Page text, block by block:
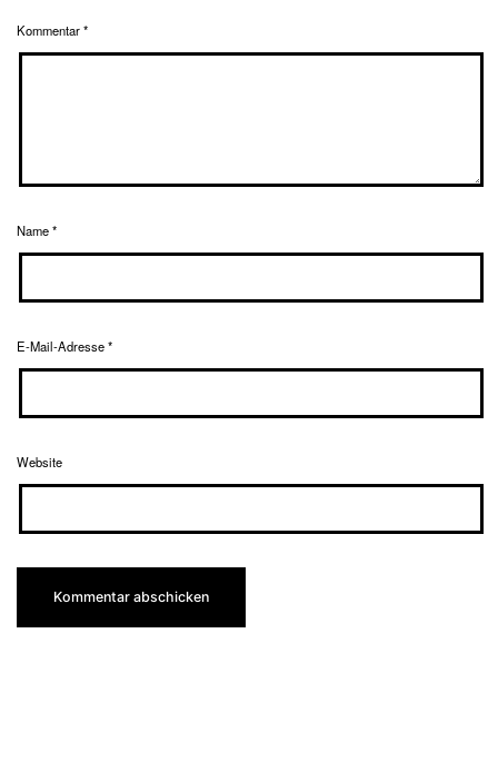
Kommentar*
Name*
E-Mail-Adresse*
Website